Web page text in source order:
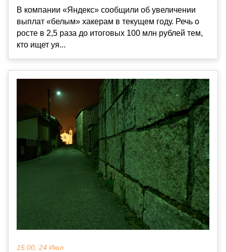
В компании «Яндекс» сообщили об увеличении
выплат «белым» хакерам в текущем году. Речь о
росте в 2,5 раза до итоговых 100 млн рублей тем,
кто ищет уя...
15:00, 24 Июл